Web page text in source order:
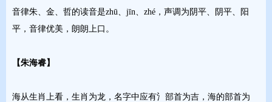
音律朱、金、哲的读音是zhū、jīn、zhé，声调为阴平、阴平、阳
平，音律优美，朗朗上口。
【朱海睿】
海从生肖上看，生肖为龙，名字中应有氵部首为吉，海的部首为